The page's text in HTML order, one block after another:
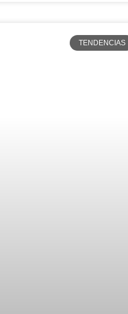
TENDENCIAS